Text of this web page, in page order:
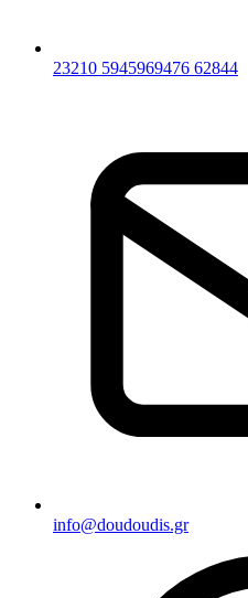
23210 5945969476 62844
info@doudoudis.gr